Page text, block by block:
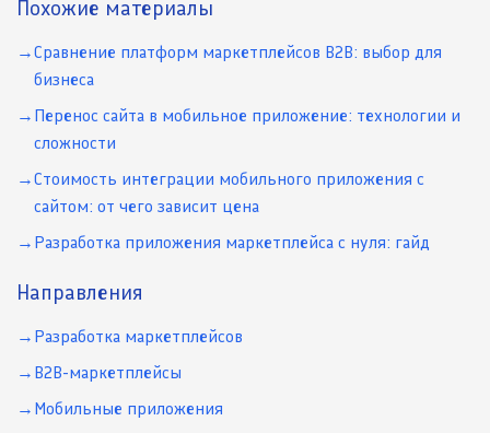
Похожие материалы
Сравнение платформ маркетплейсов B2B: выбор для
бизнеса
Перенос сайта в мобильное приложение: технологии и
сложности
Стоимость интеграции мобильного приложения с
сайтом: от чего зависит цена
Разработка приложения маркетплейса с нуля: гайд
Направления
Разработка маркетплейсов
B2B-маркетплейсы
Мобильные приложения